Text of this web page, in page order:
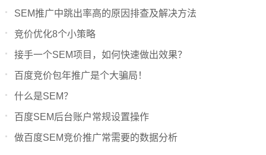
SEM推广中跳出率高的原因排查及解决方法
竞价优化8个小策略
接手一个SEM项目，如何快速做出效果？
百度竞价包年推广是个大骗局！
什么是SEM？
百度SEM后台账户常规设置操作
做百度SEM竞价推广常需要的数据分析